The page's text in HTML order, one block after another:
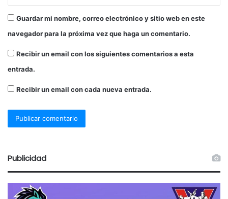
Guardar mi nombre, correo electrónico y sitio web en este
navegador para la próxima vez que haga un comentario.
Recibir un email con los siguientes comentarios a esta
entrada.
Recibir un email con cada nueva entrada.
Publicidad